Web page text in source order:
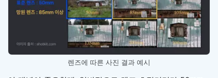
렌즈에 따른 사진 결과 예시